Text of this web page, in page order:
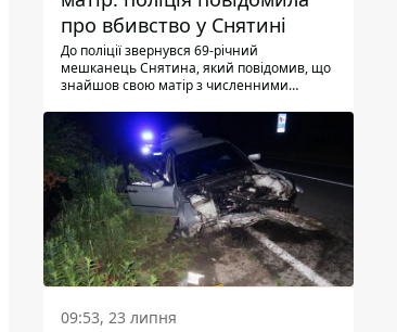
про вбивство у Снятині
До поліції звернувся 69-річний
мешканець Снятина, який повідомив, що
знайшов свою матір з численними
з'ясували правоохоронці, ці травми жінці
наніс її син.
09:53, 23 липня